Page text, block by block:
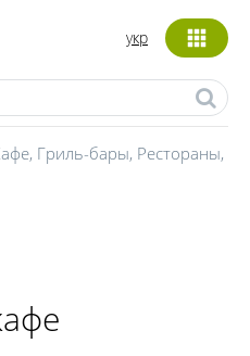
укр
, Гриль-бары, Рестораны,